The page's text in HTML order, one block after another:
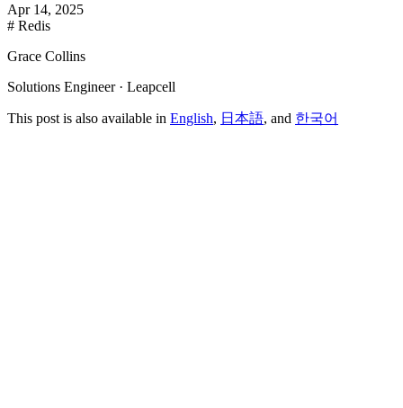
Apr 14, 2025
# Redis
Grace Collins
Solutions Engineer · Leapcell
This post is also available in English, 日本語, and 한국어